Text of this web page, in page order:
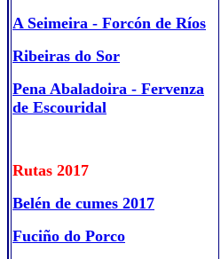
A Seimeira - Forcón de Ríos
Ribeiras do Sor
Pena Abaladoira - Fervenza
de Escouridal
Rutas 2017
Belén de cumes 2017
Fuciño do Porco